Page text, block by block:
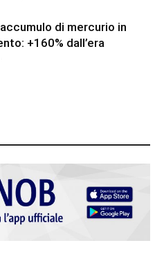
di mercurio in
+160% dall’era